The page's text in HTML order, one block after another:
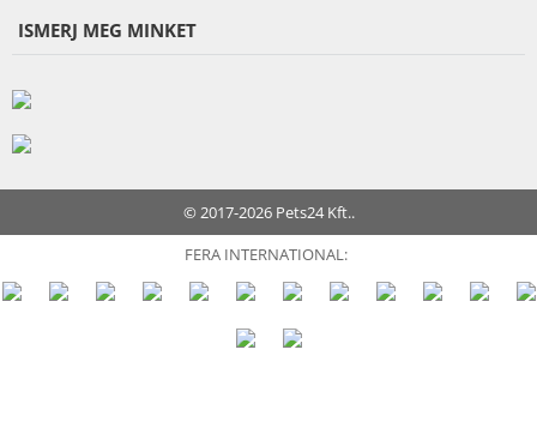
ISMERJ MEG MINKET
© 2017-2026 Pets24 Kft..
FERA INTERNATIONAL: